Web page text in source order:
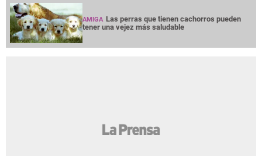
AMIGA Las perras que tienen cachorros pueden
tener una vejez más saludable